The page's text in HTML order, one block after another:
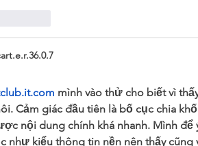
mình vào thử cho biết vì
Cảm giác đầu tiên là bố cục chia
nội dung chính khá nhanh. Mình
như kiểu thông tin nền nên thấy